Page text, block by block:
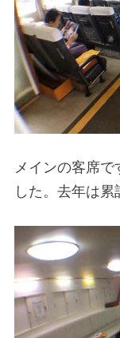
メインの客席
した。去年は累